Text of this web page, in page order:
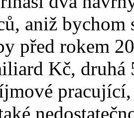
aniž
před rokem
Kč, druhá